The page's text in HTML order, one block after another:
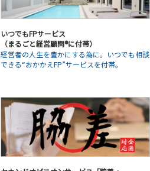
いつでもFPサービス
（まるごと経営顧問®に付帯）
経営者の人生を豊かにする為に。いつでも相談
できる“おかかえFP”サービスを付帯。